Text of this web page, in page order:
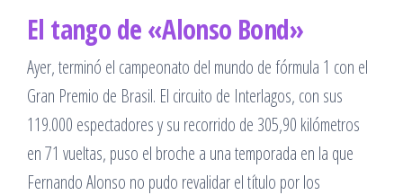
El tango de «Alonso Bond»
Ayer, terminó el campeonato del mundo de fórmula 1 con el
Gran Premio de Brasil. El circuito de Interlagos, con sus
119.000 espectadores y su recorrido de 305,90 kilómetros
en 71 vueltas, puso el broche a una temporada en la que
Fernando Alonso no pudo revalidar el título por los